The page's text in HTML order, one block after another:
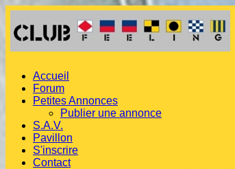
Accueil
Forum
Petites Annonces
Publier une annonce
S.A.V.
Pavillon
S'inscrire
Contact